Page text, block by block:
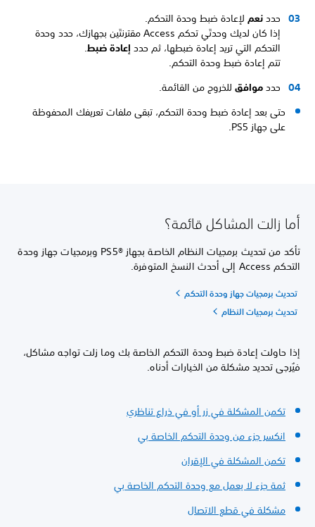
حدد نعم لإعادة ضبط وحدة التحكم.
إذا كان لديك وحدتَي تحكم Access مقترنتَين بجهازك، حدد وحدة
التحكم التي تريد إعادة ضبطها، ثم حدد إعادة ضبط.
تتم إعادة ضبط وحدة التحكم.
حدد موافق للخروج من القائمة.
حتى بعد إعادة ضبط وحدة التحكم، تبقى ملفات تعريفك المحفوظة
على جهاز PS5.
أما زالت المشاكل قائمة؟
تأكد من تحديث برمجيات النظام الخاصة بجهاز PS5®‎ وبرمجيات جهاز وحدة
التحكم Access إلى أحدث النسخ المتوفرة.
تحديث برمجيات جهاز وحدة التحكم
تحديث برمجيات النظام
إذا حاولت إعادة ضبط وحدة التحكم الخاصة بك وما زلت تواجه مشاكل،
فيُرجى تحديد مشكلة من الخيارات أدناه.
تكمن المشكلة في زر أو في ذراع تناظري
انكسر جزء من وحدة التحكم الخاصة بي
تكمن المشكلة في الإقران
ثمة جزء لا يعمل مع وحدة التحكم الخاصة بي
مشكلة في قطع الاتصال